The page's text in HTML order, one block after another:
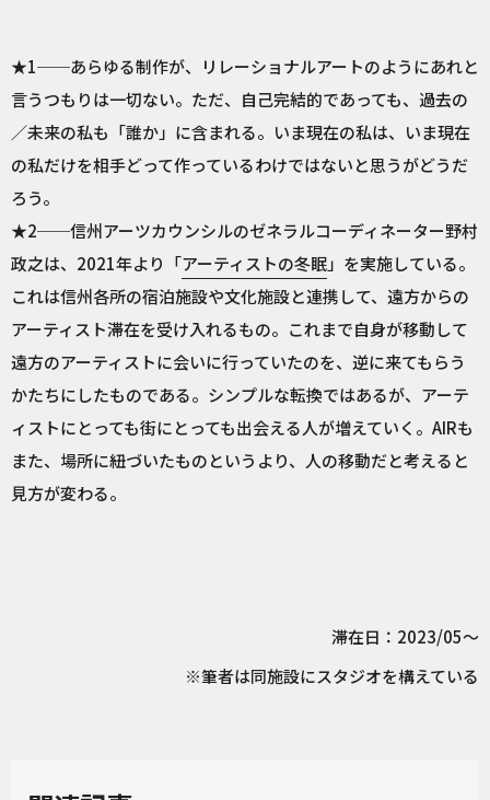
★1──あらゆる制作が、リレーショナルアートのようにあれと
言うつもりは一切ない。ただ、自己完結的であっても、過去の
／未来の私も「誰か」に含まれる。いま現在の私は、いま現在
の私だけを相手どって作っているわけではないと思うがどうだ
ろう。
★2──信州アーツカウンシルのゼネラルコーディネーター野村
政之は、2021年より「アーティストの冬眠」を実施している。
これは信州各所の宿泊施設や文化施設と連携して、遠方からの
アーティスト滞在を受け入れるもの。これまで自身が移動して
遠方のアーティストに会いに行っていたのを、逆に来てもらう
かたちにしたものである。シンプルな転換ではあるが、アーテ
ィストにとっても街にとっても出会える人が増えていく。AIRも
また、場所に紐づいたものというより、人の移動だと考えると
見方が変わる。
滞在日：2023/05～
※筆者は同施設にスタジオを構えている